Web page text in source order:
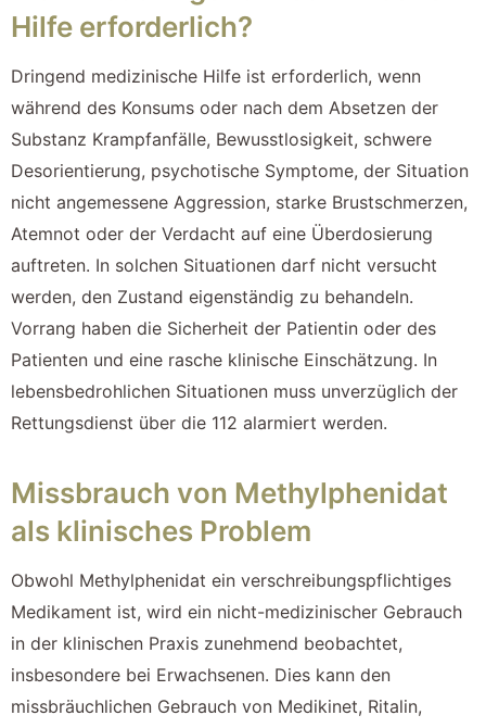
Hilfe erforderlich?
Dringend medizinische Hilfe ist erforderlich, wenn
während des Konsums oder nach dem Absetzen der
Substanz Krampfanfälle, Bewusstlosigkeit, schwere
Desorientierung, psychotische Symptome, der Situation
nicht angemessene Aggression, starke Brustschmerzen,
Atemnot oder der Verdacht auf eine Überdosierung
auftreten. In solchen Situationen darf nicht versucht
werden, den Zustand eigenständig zu behandeln.
Vorrang haben die Sicherheit der Patientin oder des
Patienten und eine rasche klinische Einschätzung. In
lebensbedrohlichen Situationen muss unverzüglich der
Rettungsdienst über die 112 alarmiert werden.
Missbrauch von Methylphenidat
als klinisches Problem
Obwohl Methylphenidat ein verschreibungspflichtiges
Medikament ist, wird ein nicht-medizinischer Gebrauch
in der klinischen Praxis zunehmend beobachtet,
insbesondere bei Erwachsenen. Dies kann den
missbräuchlichen Gebrauch von Medikinet, Ritalin,